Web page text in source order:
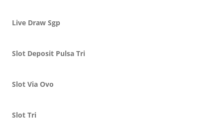
Live Draw Sgp
Slot Deposit Pulsa Tri
Slot Via Ovo
Slot Tri